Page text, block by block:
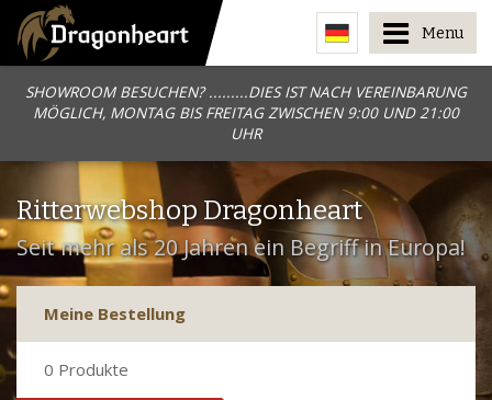
SHOWROOM BESUCHEN? .........DIES IST NACH VEREINBARUNG
MÖGLICH, MONTAG BIS FREITAG ZWISCHEN 9:00 UND 21:00
UHR
Menu
Ritterwebshop Dragonheart
Seit mehr als 20 Jahren ein Begriff in Europa!
Meine Bestellung
0 Produkte